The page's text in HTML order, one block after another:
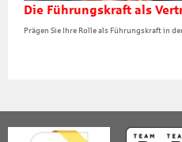
Die Führungskraft als
Prägen Sie Ihre Rolle als Führungskraft in